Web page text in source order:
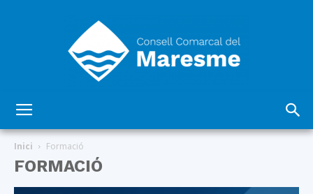
Comarcal
Inici Formació
FORMACIÓ